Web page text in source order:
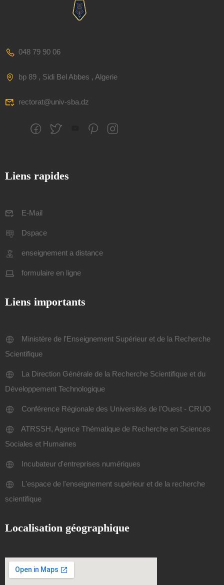
048 79 90 06
bp 89 , Sidi Bel Abbes , Algerie
rectorat@univ-sba.dz
Liens rapides
E-Mail
Dspace
enseignement a distance
formulaire en ligne
Liens importants
Ministère de l'Enseignement Supérieur et de la Recherche
Scientifique
La Direction Générale de la Recherche Scientifique et du
Développement Technologique
Conférence Régionale des Universités de l'Ouest - CRUO
ATRSSH, Agence Thématique de Recherche en Sciences
Sociales et Humaines
Incubateur d'entreprises numériques
L'espace de l'enseignement supérieur et de la recherche
scientifique
Localisation géographique